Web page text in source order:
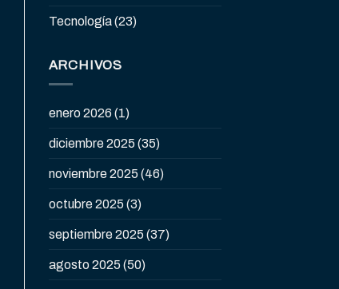
Tecnología(23)
ARCHIVOS
enero 2026 (1)
diciembre 2025 (35)
noviembre 2025 (46)
octubre 2025 (3)
septiembre 2025 (37)
agosto 2025 (50)